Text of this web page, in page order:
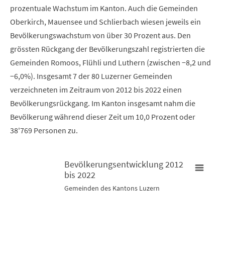
prozentuale Wachstum im Kanton. Auch die Gemeinden
Oberkirch, Mauensee und Schlierbach wiesen jeweils ein
Bevölkerungswachstum von über 30 Prozent aus. Den
grössten Rückgang der Bevölkerungszahl registrierten die
Gemeinden Romoos, Flühli und Luthern (zwischen −8,2 und
−6,0%). Insgesamt 7 der 80 Luzerner Gemeinden
verzeichneten im Zeitraum von 2012 bis 2022 einen
Bevölkerungsrückgang. Im Kanton insgesamt nahm die
Bevölkerung während dieser Zeit um 10,0 Prozent oder
38'769 Personen zu.
Bevölkerungsentwicklung 2012 bis 2022
Bevölkerungsentwicklung 2012
bis 2022
Gemeinden des Kantons Luzern